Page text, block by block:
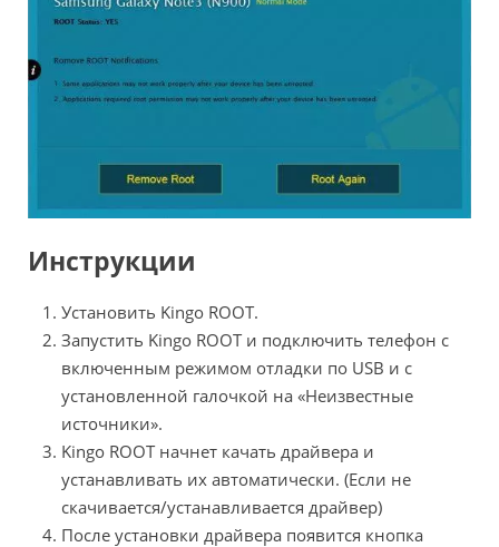
Инструкции
Установить Kingo ROOT.
Запустить Kingo ROOT и подключить телефон с
включенным режимом отладки по USB и с
установленной галочкой на «Неизвестные
источники».
Kingo ROOT начнет качать драйвера и
устанавливать их автоматически. (Если не
скачивается/устанавливается драйвер)
После установки драйвера появится кнопка